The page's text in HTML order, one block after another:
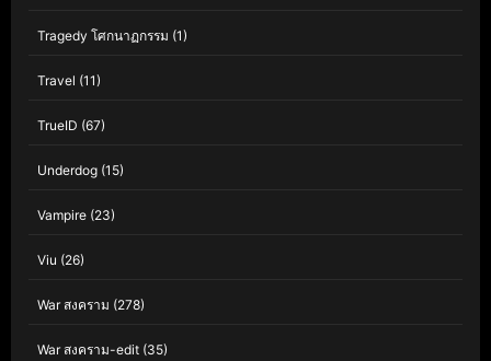
Tragedy โศกนาฏกรรม (1)
Travel (11)
TrueID (67)
Underdog (15)
Vampire (23)
Viu (26)
War สงคราม (278)
War สงคราม-edit (35)